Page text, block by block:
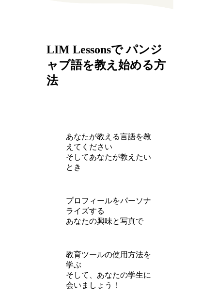
LIM Lessonsで パンジ
ャブ語を教え始める方
法
あなたが教える言語を教
えてください
そしてあなたが教えたい
とき
プロフィールをパーソナ
ライズする
あなたの興味と写真で
教育ツールの使用方法を
学ぶ
そして、あなたの学生に
会いましょう！